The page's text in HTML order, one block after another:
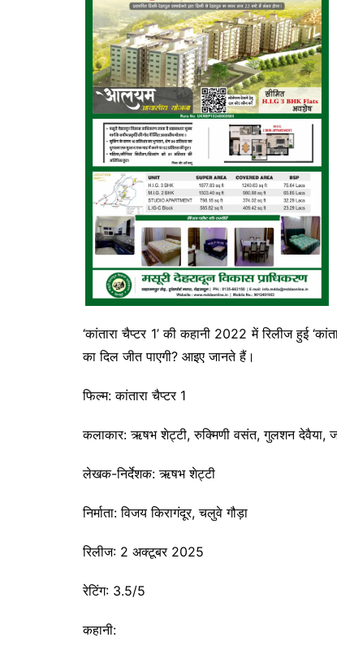
‘कांतारा चैप्टर 1’ की कहानी 2022 में रिलीज हुई
का दिल जीत पाएगी? आइए जानते हैं।
फिल्म: कांतारा चैप्टर 1
कलाकार: ऋषभ शेट्टी, रुक्मिणी वसंत, गुलशन देवैया,
लेखक-निर्देशक: ऋषभ शेट्टी
निर्माता: विजय किरागंदूर, चलुवे गौड़ा
रिलीज: 2 अक्टूबर 2025
रेटिंग: 3.5/5
कहानी: